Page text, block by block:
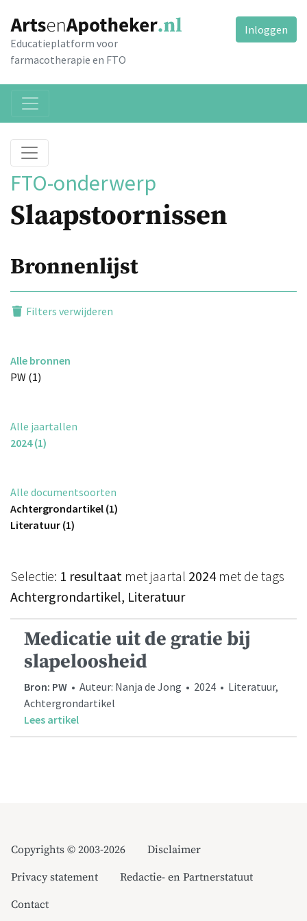
Educatieplatform voor
farmacotherapie en FTO
Inloggen
FTO-onderwerp
Slaapstoornissen
Bronnenlijst
Filters verwijderen
Alle bronnen
PW (1)
Alle jaartallen
2024 (1)
Alle documentsoorten
Achtergrondartikel (1)
Literatuur (1)
Selectie: 1 resultaat met jaartal 2024 met de tags
Achtergrondartikel, Literatuur
Medicatie uit de gratie bij
slapeloosheid
Bron: PW • Auteur: Nanja de Jong • 2024 • Literatuur,
Achtergrondartikel
Lees artikel
Copyrights © 2003-2026
Disclaimer
Privacy statement
Redactie- en Partnerstatuut
Contact